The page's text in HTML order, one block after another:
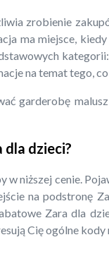
zrobienie
ma miejsce,
na temat tego,
garderobę
dzieci?
niższej cenie.
na podstronę
Zara dla
Cię ogólne